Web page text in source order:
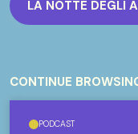
LA NOTTE DEGLI
CONTINUE
PODCAST